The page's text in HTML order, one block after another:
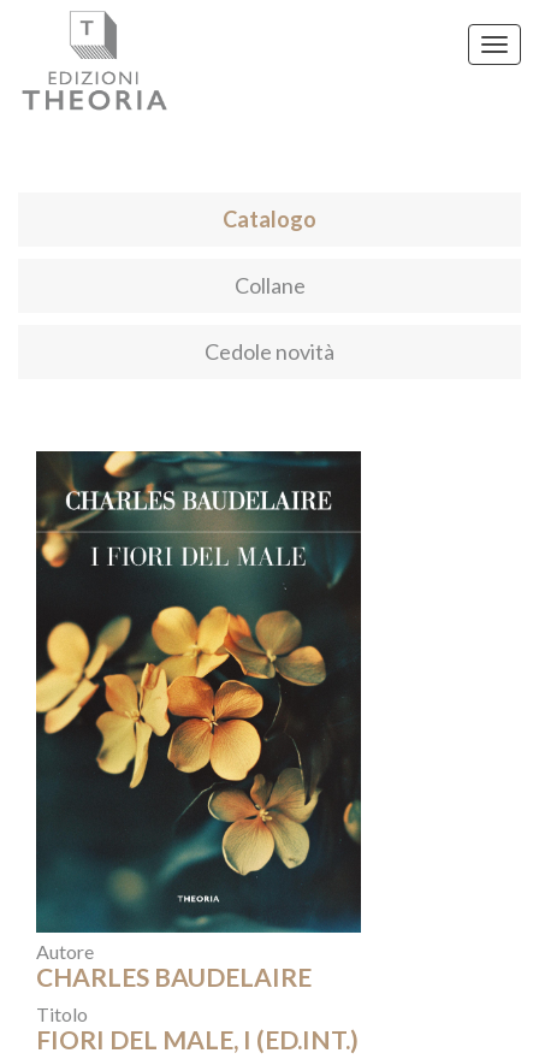
Catalogo
Collane
Cedole novità
Autore
CHARLES BAUDELAIRE
Titolo
FIORI DEL MALE, I (ED.INT.)